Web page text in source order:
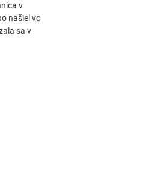
v
našiel vo
sa v